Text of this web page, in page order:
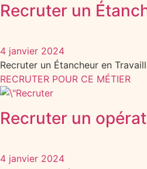
Recruter un
4 janvier 2024
Recruter un Étancheur en
RECRUTER POUR CE MÉTIER
Recruter un
4 janvier 2024